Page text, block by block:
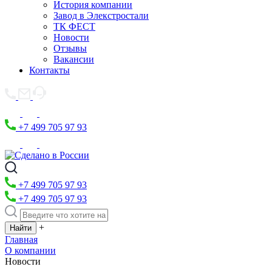
История компании
Завод в Элекстростали
ТК ФЕСТ
Новости
Отзывы
Вакансии
Контакты
+7 499 705 97 93
+7 499 705 97 93
+7 499 705 97 93
+
Главная
О компании
Новости